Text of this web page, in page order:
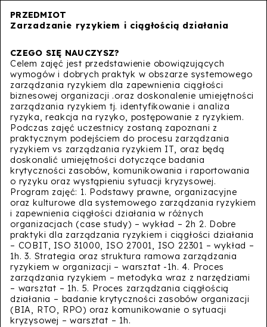
Zarzadzanie ryzykiem i ciągłością działania
Celem zajęć jest przedstawienie obowiązujących
wymogów i dobrych praktyk w obszarze systemowego
zarządzania ryzykiem dla zapewnienia ciągłości
biznesowej organizacji .oraz doskonalenie umiejętności
zarządzania ryzykiem tj. identyfikowanie i analiza
ryzyka, reakcja na ryzyko, postępowanie z ryzykiem.
Podczas zajęć uczestnicy zostaną zapoznani z
praktycznym podejściem do procesu zarządzania
ryzykiem vs zarządzania ryzykiem IT, oraz będą
doskonalić umiejętności dotyczące badania
krytyczności zasobów, komunikowania i raportowania
o ryzyku oraz wystąpieniu sytuacji kryzysowej.
Program zajęć: 1. Podstawy prawne, organizacyjne
oraz kulturowe dla systemowego zarządzania ryzykiem
i zapewnienia ciągłości działania w różnych
organizacjach (case study) – wykład – 2h 2. Dobre
praktyki dla zarządzania ryzykiem i ciągłości działania
– COBIT, ISO 31000, ISO 27001, ISO 22301 – wykład –
1h. 3. Strategia oraz struktura ramowa zarządzania
ryzykiem w organizacji – warsztat -1h. 4. Proces
zarządzania ryzykiem – metodyka wraz z narzędziami
– warsztat – 1h. 5. Proces zarządzania ciągłością
działania – badanie krytyczności zasobów organizacji
(BIA, RTO, RPO) oraz komunikowanie o sytuacji
kryzysowej – warsztat – 1h.